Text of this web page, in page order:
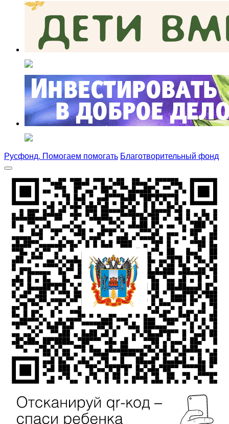
Русфонд. Помогаем помогать Благотворительный фонд